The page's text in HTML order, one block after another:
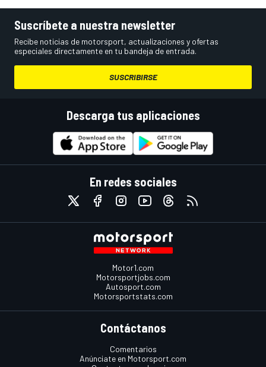
Suscríbete a nuestra newsletter
Recibe noticias de motorsport, actualizaciones y ofertas
especiales directamente en tu bandeja de entrada.
SUSCRIBIRSE
Descarga tus aplicaciones
En redes sociales
Motor1.com
Motorsportjobs.com
Autosport.com
Motorsportstats.com
Contáctanos
Comentarios
Anúnciate en Motorsport.com